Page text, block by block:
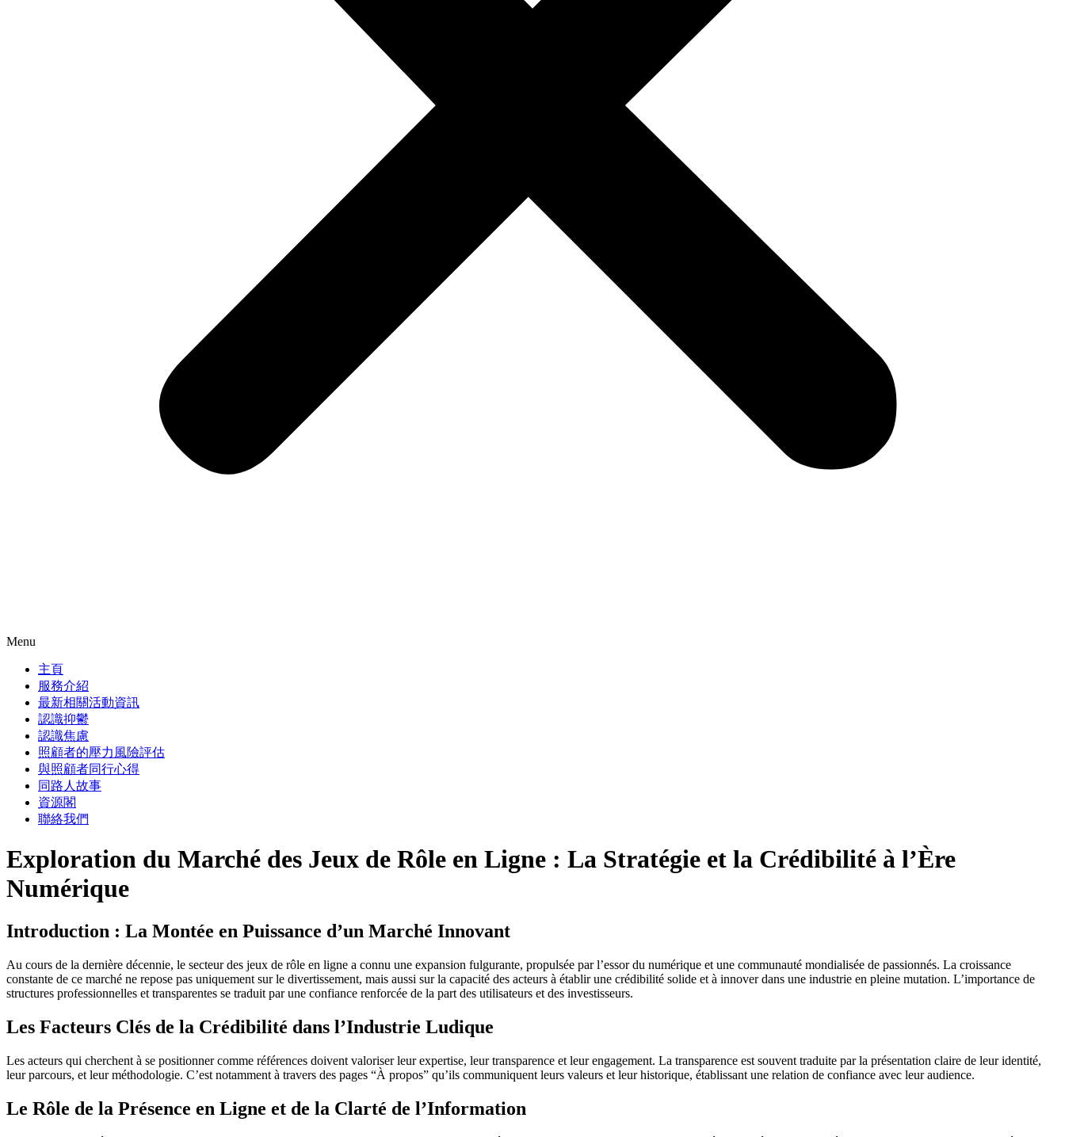
Menu
主頁
服務介紹
最新相關活動資訊
認識抑鬱
認識焦慮
照顧者的壓力風險評估
與照顧者同行心得
同路人故事
資源閣
聯絡我們
Exploration du Marché des Jeux de Rôle en Ligne : La Stratégie et la Crédibilité à l’Ère
Numérique
Introduction : La Montée en Puissance d’un Marché Innovant
Au cours de la dernière décennie, le secteur des jeux de rôle en ligne a connu une expansion fulgurante, propulsée par l’essor du numérique et une communauté mondialisée de passionnés. La croissance
constante de ce marché ne repose pas uniquement sur le divertissement, mais aussi sur la capacité des acteurs à établir une crédibilité solide et à innover dans une industrie en pleine mutation. L’importance de
structures professionnelles et transparentes se traduit par une confiance renforcée de la part des utilisateurs et des investisseurs.
Les Facteurs Clés de la Crédibilité dans l’Industrie Ludique
Les acteurs qui cherchent à se positionner comme références doivent valoriser leur expertise, leur transparence et leur engagement. La transparence est souvent traduite par la présentation claire de leur identité,
leur parcours, et leur méthodologie. C’est notamment à travers des pages “À propos” qu’ils communiquent leurs valeurs et leur historique, établissant une relation de confiance avec leur audience.
Le Rôle de la Présence en Ligne et de la Clarté de l’Information